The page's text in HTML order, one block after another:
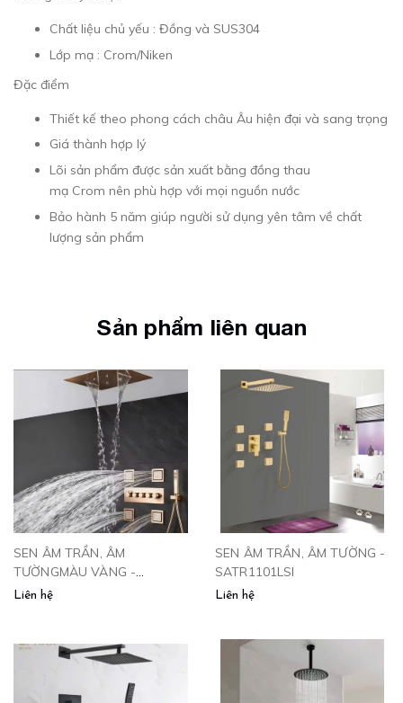
Chất liệu chủ yếu : Đồng và SUS304
Lớp mạ : Crom/Niken
Đặc điểm
Thiết kế theo phong cách châu Âu hiện đại và sang trọng
Giá thành hợp lý
Lõi sản phẩm được sản xuất bằng đồng thau
mạ Crom nên phù hợp với mọi nguồn nước
Bảo hành 5 năm giúp người sử dụng yên tâm về chất
lượng sản phẩm
Sản phẩm liên quan
SEN ÂM TRẦN, ÂM
TƯỜNGMÀU VÀNG -
SAT4VP
Liên hệ
SEN ÂM TRẦN, ÂM TƯỜNG -
SATR1101LSI
Liên hệ